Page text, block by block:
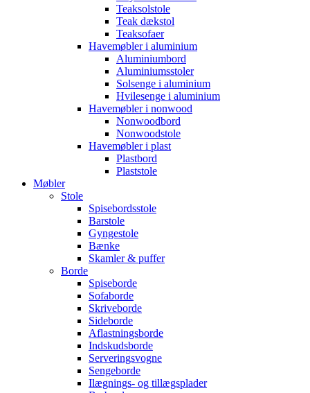
Teaksolstole
Teak dækstol
Teaksofaer
Havemøbler i aluminium
Aluminiumbord
Aluminiumsstoler
Solsenge i aluminium
Hvilesenge i aluminium
Havemøbler i nonwood
Nonwoodbord
Nonwoodstole
Havemøbler i plast
Plastbord
Plaststole
Møbler
Stole
Spisebordsstole
Barstole
Gyngestole
Bænke
Skamler & puffer
Borde
Spiseborde
Sofaborde
Skriveborde
Sideborde
Aflastningsborde
Indskudsborde
Serveringsvogne
Sengeborde
Ilægnings- og tillægsplader